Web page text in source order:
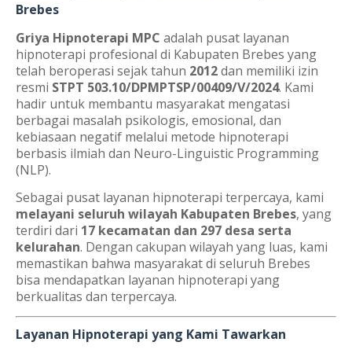
Brebes
Griya Hipnoterapi MPC adalah pusat layanan
hipnoterapi profesional di Kabupaten Brebes yang
telah beroperasi sejak tahun 2012dan memiliki izin
resmi STPT 503.10/DPMPTSP/00409/V/2024. Kami
hadir untuk membantu masyarakat mengatasi
berbagai masalah psikologis, emosional, dan
kebiasaan negatif melalui metode hipnoterapi
berbasis ilmiah dan Neuro-Linguistic Programming
(NLP).
Sebagai pusat layanan hipnoterapi terpercaya, kami
melayani seluruh wilayah Kabupaten Brebes, yang
terdiri dari 17 kecamatan dan 297 desa serta
kelurahan. Dengan cakupan wilayah yang luas, kami
memastikan bahwa masyarakat di seluruh Brebes
bisa mendapatkan layanan hipnoterapi yang
berkualitas dan terpercaya.
Layanan Hipnoterapi yang Kami Tawarkan